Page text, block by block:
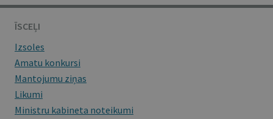
ĪSCEĻI
Izsoles
Amatu konkursi
Mantojumu ziņas
Likumi
Ministru kabineta noteikumi